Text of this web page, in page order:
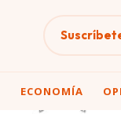
ECONOMÍA